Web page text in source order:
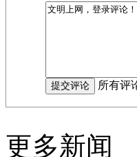
所有评
更多新闻